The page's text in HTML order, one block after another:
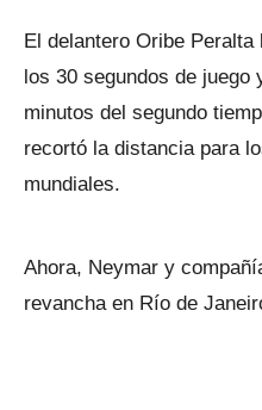
El delantero Oribe
los 30 segundos de juego
minutos del segundo
recortó la distancia para
mundiales.
Ahora, Neymar y
revancha en Río de